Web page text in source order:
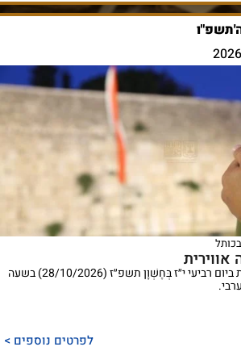
טקס השבעה הגנה אווירית ביום רביעי י״ז בְּחֶשְׁוָן תשפ״ז (28/10/2026) בשעה
לפרטים נוספים >